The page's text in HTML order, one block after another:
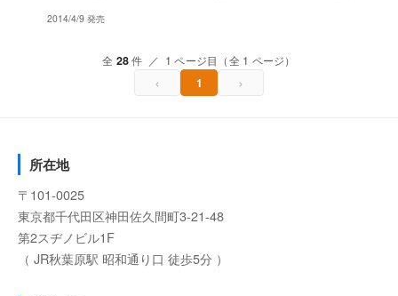
2014/4/9 発売
全 28件 ／ 1 ページ目（全 1 ページ）
‹ 1 ›
所在地
〒101-0025
東京都千代田区神田佐久間町3-21-48
第2スヂノビル1F
（ JR秋葉原駅 昭和通り口 徒歩5分 ）